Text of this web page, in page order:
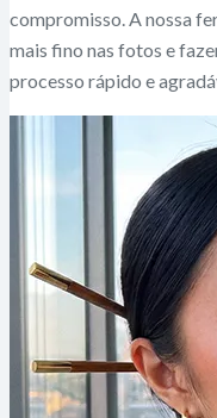
compromisso. A nossa
mais fino nas fotos e
processo rápido e